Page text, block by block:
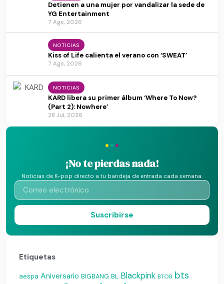
Detienen a una mujer por vandalizar la sede de
YG Entertainment
7 Ago, 2026
NOTICIAS
Kiss of Life calienta el verano con ‘SWEAT’
7 Ago, 2026
NOTICIAS
KARD libera su primer álbum ‘Where To Now?
(Part 2): Nowhere’
28 Jul, 2026
···
¡No te pierdas nada!
Noticias de K-pop directo a tu bandeja de entrada cada semana.
Suscribirse
Etiquetas
aespa Aniversario BIGBANG BL Blackpink BTOB bts